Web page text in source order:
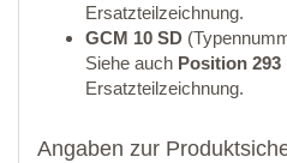
Ersatzteilzeichnung.
GCM 10 SD
Siehe auch Position 293
Ersatzteilzeichnung.
Angaben zur